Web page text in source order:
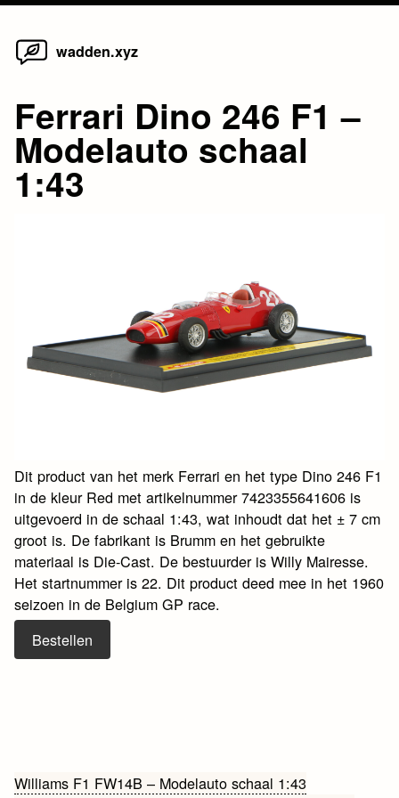
Skip
wadden.xyz
Ferrari Dino 246 F1 –
Modelauto schaal
1:43
Dit product van het merk Ferrari en het type Dino 246 F1
in de kleur Red met artikelnummer 7423355641606 is
uitgevoerd in de schaal 1:43, wat inhoudt dat het ± 7 cm
groot is. De fabrikant is Brumm en het gebruikte
materiaal is Die-Cast. De bestuurder is Willy Mairesse.
Het startnummer is 22. Dit product deed mee in het 1960
seizoen in de Belgium GP race.
Bestellen
Bericht
Williams F1 FW14B – Modelauto schaal 1:43